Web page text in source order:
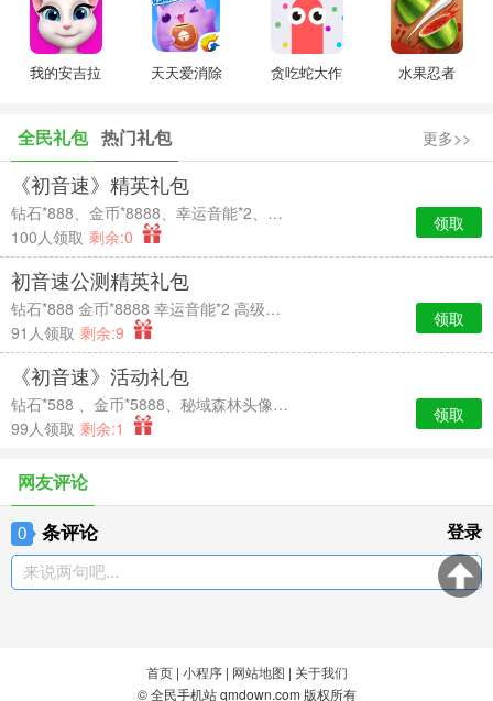
我的安吉拉 天天爱消除
贪吃蛇大作
水果忍者
全民礼包 热门礼包 更多>>
《初音速》精英礼包
钻石*888、金币*8888、幸运音能*2、高级经验卡*2
100人领取 剩余:0
领取
初音速公测精英礼包
钻石*888 金币*8888 幸运音能*2 高级经验卡*2
91人领取 剩余:9
领取
《初音速》活动礼包
钻石*588 、金币*5888、秘域森林头像框*7天时效、中级经验卡*2
99人领取 剩余:1
领取
网友评论
0 条评论 登录
来说两句吧...
首页| 小程序| 网站地图 | 关于我们
© 全民手机站 qmdown.com 版权所有